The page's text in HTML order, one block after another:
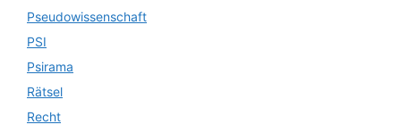
Pseudowissenschaft
PSI
Psirama
Rätsel
Recht